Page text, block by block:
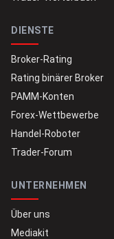
DIENSTE
Broker-Rating
Rating binärer Broker
PAMM-Konten
Forex-Wettbewerbe
Handel-Roboter
Trader-Forum
UNTERNEHMEN
Über uns
Mediakit